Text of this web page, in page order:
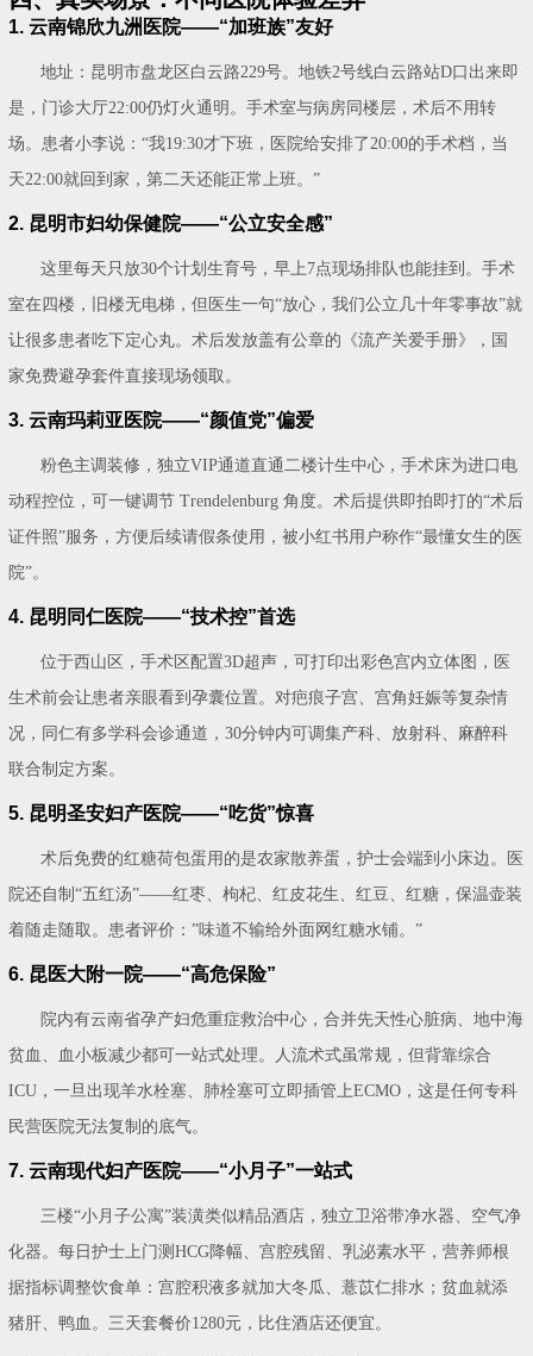
1. 云南锦欣九洲医院——“加班族”友好
地址：昆明市盘龙区白云路229号。地铁2号线白云路站D口出来即
是，门诊大厅22:00仍灯火通明。手术室与病房同楼层，术后不用转
场。患者小李说：“我19:30才下班，医院给安排了20:00的手术档，当
天22:00就回到家，第二天还能正常上班。”
2. 昆明市妇幼保健院——“公立安全感”
这里每天只放30个计划生育号，早上7点现场排队也能挂到。手术
室在四楼，旧楼无电梯，但医生一句“放心，我们公立几十年零事故”就
让很多患者吃下定心丸。术后发放盖有公章的《流产关爱手册》，国
家免费避孕套件直接现场领取。
3. 云南玛莉亚医院——“颜值党”偏爱
粉色主调装修，独立VIP通道直通二楼计生中心，手术床为进口电
动程控位，可一键调节 Trendelenburg 角度。术后提供即拍即打的“术后
证件照”服务，方便后续请假条使用，被小红书用户称作“最懂女生的医
院”。
4. 昆明同仁医院——“技术控”首选
位于西山区，手术区配置3D超声，可打印出彩色宫内立体图，医
生术前会让患者亲眼看到孕囊位置。对疤痕子宫、宫角妊娠等复杂情
况，同仁有多学科会诊通道，30分钟内可调集产科、放射科、麻醉科
联合制定方案。
5. 昆明圣安妇产医院——“吃货”惊喜
术后免费的红糖荷包蛋用的是农家散养蛋，护士会端到小床边。医
院还自制“五红汤”——红枣、枸杞、红皮花生、红豆、红糖，保温壶装
着随走随取。患者评价：”味道不输给外面网红糖水铺。”
6. 昆医大附一院——“高危保险”
院内有云南省孕产妇危重症救治中心，合并先天性心脏病、地中海
贫血、血小板减少都可一站式处理。人流术式虽常规，但背靠综合
ICU，一旦出现羊水栓塞、肺栓塞可立即插管上ECMO，这是任何专科
民营医院无法复制的底气。
7. 云南现代妇产医院——“小月子”一站式
三楼“小月子公寓”装潢类似精品酒店，独立卫浴带净水器、空气净
化器。每日护士上门测HCG降幅、宫腔残留、乳泌素水平，营养师根
据指标调整饮食单：宫腔积液多就加大冬瓜、薏苡仁排水；贫血就添
猪肝、鸭血。三天套餐价1280元，比住酒店还便宜。